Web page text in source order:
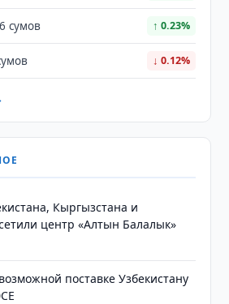
сумов ↑ 0.23%
↓ 0.12%
Кыргызстана и
центр «Алтын Балалык»
поставке Узбекистану